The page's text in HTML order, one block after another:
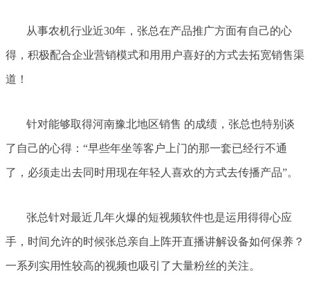
从事农机行业近30年，张总在产品推广方面有自己的心
得，积极配合企业营销模式和用用户喜好的方式去拓宽销售渠
道！
针对能够取得河南豫北地区销售 的成绩，张总也特别谈
了自己的心得：“早些年坐等客户上门的那一套已经行不通
了，必须走出去同时用现在年轻人喜欢的方式去传播产品”。
张总针对最近几年火爆的短视频软件也是运用得得心应
手，时间允许的时候张总亲自上阵开直播讲解设备如何保养？
一系列实用性较高的视频也吸引了大量粉丝的关注。